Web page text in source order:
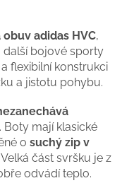
adidas HVC,
další bojové sporty
flexibilní konstrukci
a jistotu pohybu.
. Boty mají klasické
o suchý zip v
část svršku je z
odvádí teplo.